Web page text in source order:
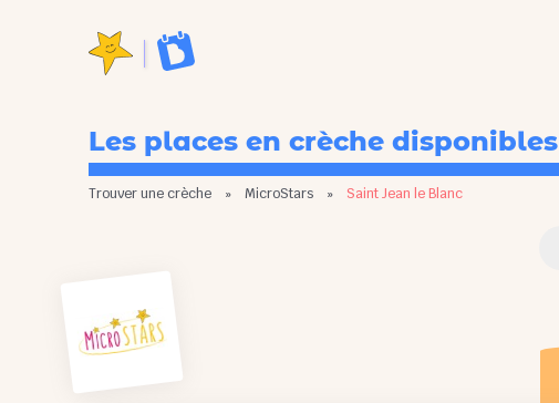
Les places en crèche disponibles
Trouver une crèche » MicroStars » Saint Jean le Blanc